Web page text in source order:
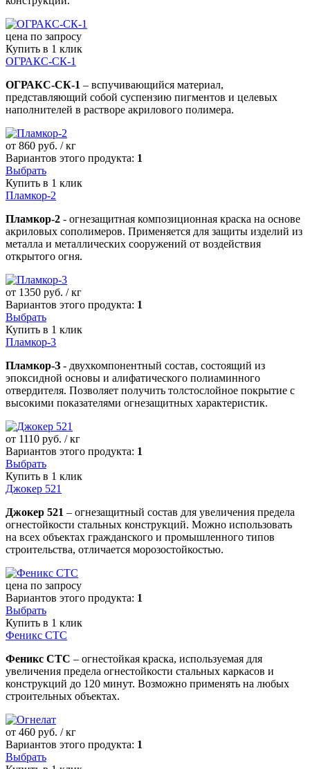
цена по запросу
Купить в 1 клик
ОГРАКС-СК-1
ОГРАКС-СК-1 – вспучивающийся материал,
представляющий собой суспензию пигментов и целевых
наполнителей в растворе акрилового полимера.
от 860 руб. / кг
Вариантов этого продукта: 1
Выбрать
Купить в 1 клик
Пламкор-2
Пламкор-2 - огнезащитная композиционная краска на основе
акриловых сополимеров. Применяется для защиты изделий из
металла и металлических сооружений от воздействия
открытого огня.
от 1350 руб. / кг
Вариантов этого продукта: 1
Выбрать
Купить в 1 клик
Пламкор-3
Пламкор-З - двухкомпонентный состав, состоящий из
эпоксидной основы и алифатического полиаминного
отвердителя. Позволяет получить толстослойное покрытие с
высокими показателями огнезащитных характеристик.
от 1110 руб. / кг
Вариантов этого продукта: 1
Выбрать
Купить в 1 клик
Джокер 521
Джокер 521 – огнезащитный состав для увеличения предела
огнестойкости стальных конструкций. Можно использовать
на всех объектах гражданского и промышленного типов
строительства, отличается морозостойкостью.
цена по запросу
Вариантов этого продукта: 1
Выбрать
Купить в 1 клик
Феникс СТС
Феникс СТС – огнестойкая краска, используемая для
увеличения предела огнестойкости стальных каркасов и
конструкций до 120 минут. Возможно применять на любых
строительных объектах.
от 460 руб. / кг
Вариантов этого продукта: 1
Выбрать